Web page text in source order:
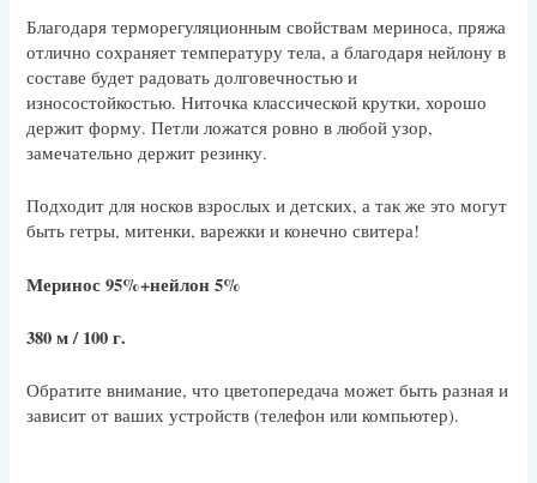
Благодаря терморегуляционным свойствам мериноса, пряжа
отлично сохраняет температуру тела, а благодаря нейлону в
составе будет радовать долговечностью и
износостойкостью. Ниточка классической крутки, хорошо
держит форму. Петли ложатся ровно в любой узор,
замечательно держит резинку.
Подходит для носков взрослых и детских, а так же это могут
быть гетры, митенки, варежки и конечно свитера!
Меринос 95%+нейлон 5%
380 м / 100 г.
Обратите внимание, что цветопередача может быть разная и
зависит от ваших устройств (телефон или компьютер).